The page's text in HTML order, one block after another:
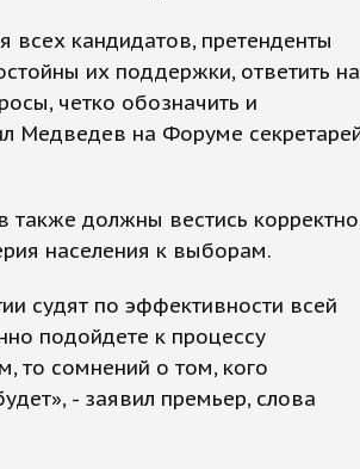
всех кандидатов, претенденты
их поддержки, ответить на
четко обозначить и
Медведев на Форуме
также должны вестись
населения к выборам.
судят по эффективности всей
подойдете к процессу
то сомнений о том, кого
- заявил премьер, слова